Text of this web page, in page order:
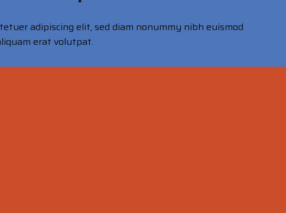
adipiscing elit, sed diam nonummy nibh euismod
erat volutpat.